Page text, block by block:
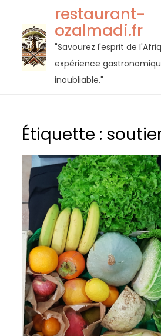
contenu
restaurant-
ozalmadi.fr
"Savourez l'esprit de
expérience
inoubliable."
Étiquette :